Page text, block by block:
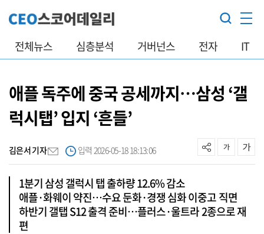
전체뉴스 심층분석 거버넌스 전자 IT
애플 독주에 중국 공세까지…삼성 ‘갤
럭시탭’ 입지 ‘흔들’
김은서 기자 입력 2026-05-18 18:13:06
1분기 삼성 갤럭시 탭 출하량 12.6% 감소
애플·화웨이 약진…수요 둔화·경쟁 심화 이중고 직면
하반기 갤탭 S12 출격 준비…플러스·울트라 2종으로 재
편